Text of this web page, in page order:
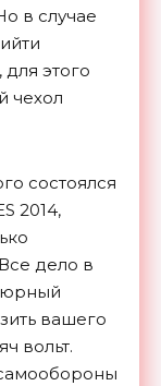
в случае
этого
чехол
состоялся
2014,
дело в
вашего
вольт.